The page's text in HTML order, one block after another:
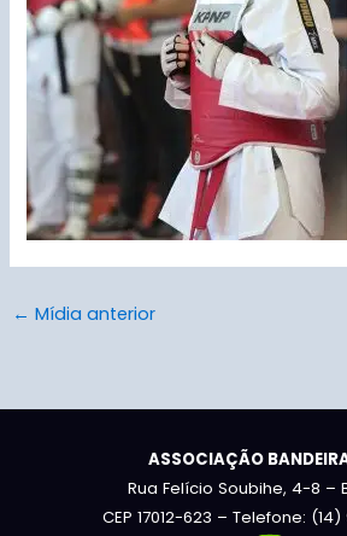
← Mídia anterior
ASSOCIAÇÃO
Rua Felício Soubihe, 4-8 –
CEP 17012-623 – Telefone: